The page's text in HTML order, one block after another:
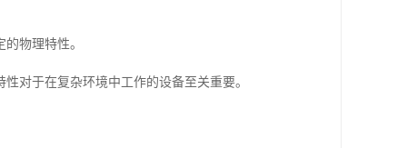
物理特性。
对于在复杂环境中工作的设备至关重要。